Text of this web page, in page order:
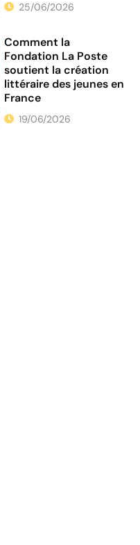
25/06/2026
Comment la
Fondation La Poste
soutient la création
littéraire des jeunes en
France
19/06/2026